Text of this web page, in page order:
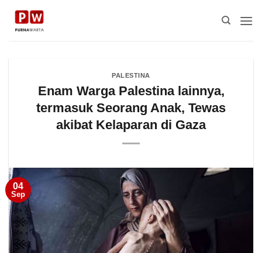
PALESTINA
Enam Warga Palestina lainnya,
termasuk Seorang Anak, Tewas
akibat Kelaparan di Gaza
04
Sep